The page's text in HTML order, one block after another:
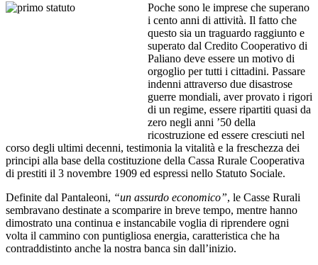
Poche sono le imprese che superano
i cento anni di attività. Il fatto che
questo sia un traguardo raggiunto e
superato dal Credito Cooperativo di
Paliano deve essere un motivo di
orgoglio per tutti i cittadini. Passare
indenni attraverso due disastrose
guerre mondiali, aver provato i rigori
di un regime, essere ripartiti quasi da
zero negli anni ’50 della
ricostruzione ed essere cresciuti nel
corso degli ultimi decenni, testimonia la vitalità e la freschezza dei
principi alla base della costituzione della Cassa Rurale Cooperativa
di prestiti il 3 novembre 1909 ed espressi nello Statuto Sociale.
Definite dal Pantaleoni, “un assurdo economico”, le Casse Rurali
sembravano destinate a scomparire in breve tempo, mentre hanno
dimostrato una continua e instancabile voglia di riprendere ogni
volta il cammino con puntigliosa energia, caratteristica che ha
contraddistinto anche la nostra banca sin dall’inizio.